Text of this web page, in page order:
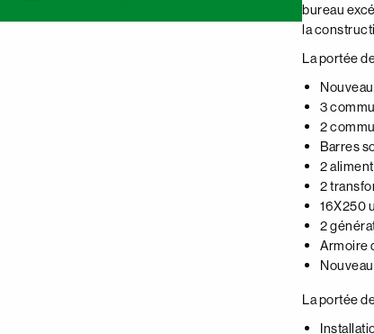
bureau
la
La portée
3
2
Barres
2
2
16X250
2
Armoire
La portée